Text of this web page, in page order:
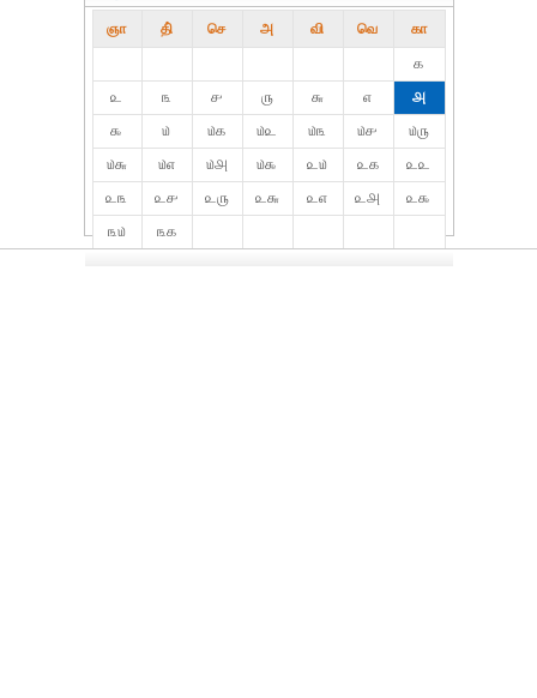
ஞா தி் செ அ வி வெ கா
௧
௨
௩ ௪ ௫ ௬ ௭
௮
௯
௰ ௰௧ ௰௨ ௰௩ ௰௪
௰௫
௰௬
௰௭ ௰௮ ௰௯ ௨௰ ௨௧
௨௨
௨௩
௨௪ ௨௫ ௨௬ ௨௭ ௨௮
௨௯
௩௰
௩௧